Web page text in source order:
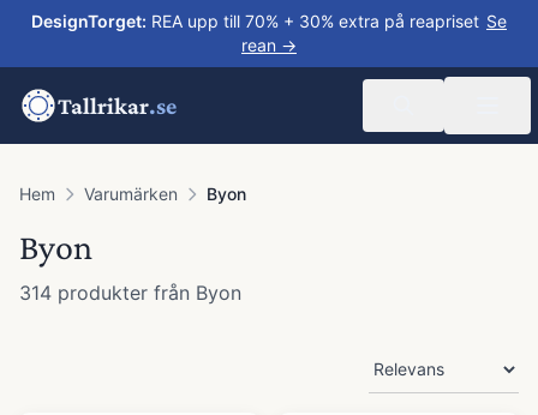
DesignTorget: REA upp till 70% + 30% extra på reapriset Se
rean →
Tallrikar.se
Hem Varumärken Byon
Byon
314 produkter från Byon